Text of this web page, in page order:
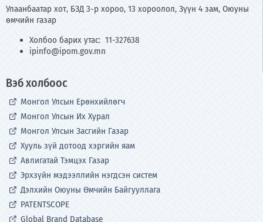
Улаанбаатар хот, БЗД 3-р хороо, 13 хороолол, Зүүн 4 зам, Оюуны
өмчийн газар
Холбоо барих утас: 11-327638
ipinfo@ipom.gov.mn
Вэб холбоос
Монгол Улсын Ерөнхийлөгч
Монгол Улсын Их Хурал
Монгол Улсын Засгийн Газар
Хууль зүй дотоод хэргийн яам
Авлигатай Тэмцэх Газар
Эрхзүйн мэдээллийн нэгдсэн систем
Дэлхийн Оюуны Өмчийн Байгууллага
PATENTSCOPE
Global Brand Database